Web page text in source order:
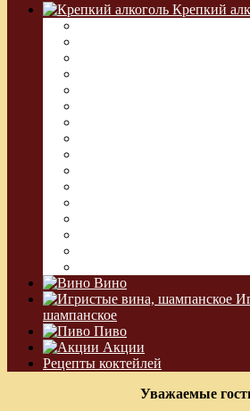
Крепкий
Вино
шампанское
Пиво
Акции
Рецепты коктейлей
Уважаемые